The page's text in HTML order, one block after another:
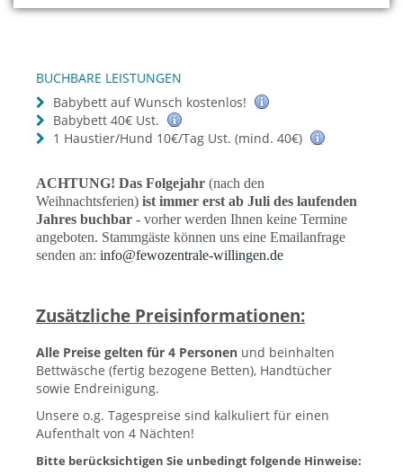
BUCHBARE LEISTUNGEN
Babybett auf Wunsch kostenlos!
Babybett 40€ Ust.
1 Haustier/Hund 10€/Tag Ust. (mind. 40€)
ACHTUNG! Das Folgejahr (nach den
Weihnachtsferien) ist immer erst ab Juli des laufenden
Jahres buchbar - vorher werden Ihnen keine Termine
angeboten. Stammgäste können uns eine Emailanfrage
senden an: info@fewozentrale-willingen.de
Zusätzliche Preisinformationen:
Alle Preise gelten für 4 Personen und beinhalten
Bettwäsche (fertig bezogene Betten), Handtücher
sowie Endreinigung.
Unsere o.g. Tagespreise sind kalkuliert für einen
Aufenthalt von 4 Nächten!
Bitte berücksichtigen Sie unbedingt folgende Hinweise: